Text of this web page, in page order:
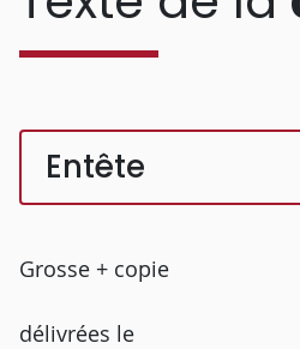
Entête
Grosse + copie
délivrées le